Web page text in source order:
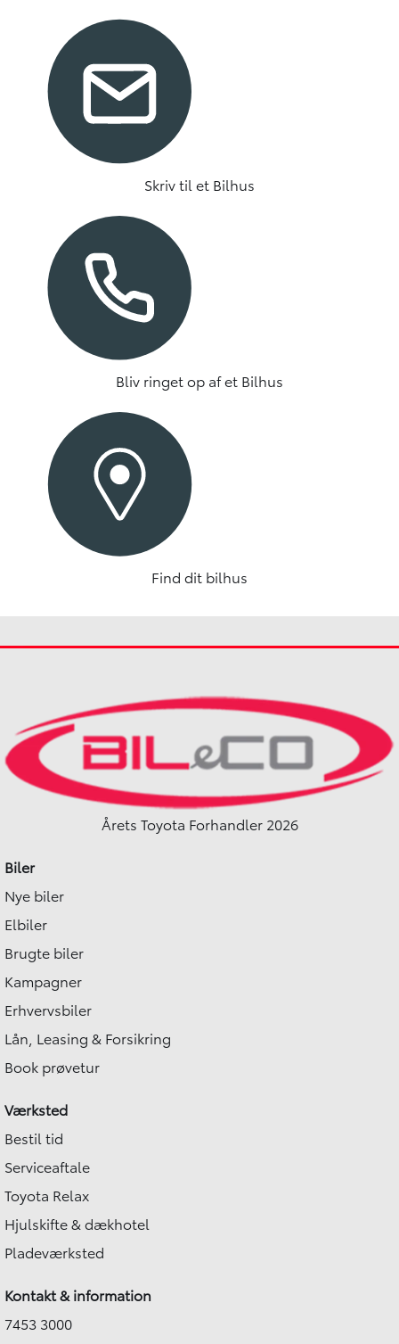
Skriv til et Bilhus
Bliv ringet op af et Bilhus
Find dit bilhus
Årets Toyota Forhandler 2026
Biler
Nye biler
Elbiler
Brugte biler
Kampagner
Erhvervsbiler
Lån, Leasing & Forsikring
Book prøvetur
Værksted
Bestil tid
Serviceaftale
Toyota Relax
Hjulskifte & dækhotel
Pladeværksted
Kontakt & information
7453 3000